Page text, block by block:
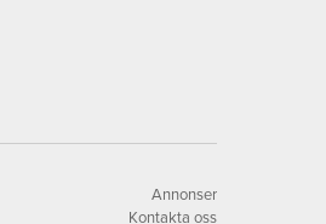
Annonser
Kontakta oss